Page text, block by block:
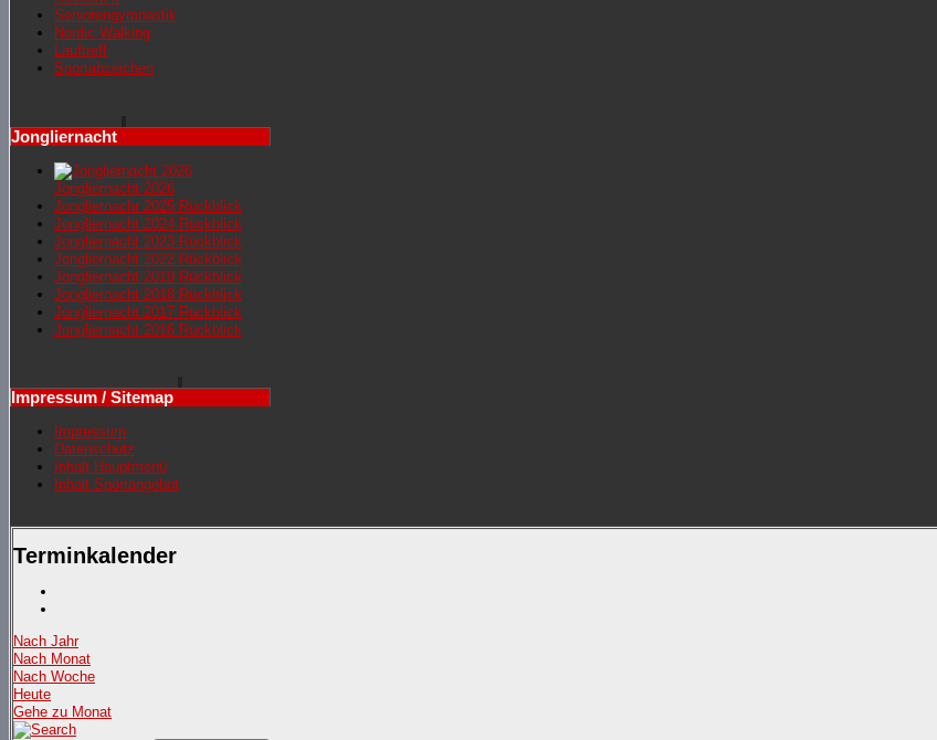
Seniorengymnastik
Nordic Walking
Lauftreff
Sportabzeichen
Jongliernacht
Jongliernacht 2026
Jongliernachr 2025 Rückblick
Jongliernacht 2024 Rückblick
Jongliernacht 2023 Rückblick
Jongliernacht 2022 Rückblick
Jongliernacht 2019 Rückblick
Jongliernacht 2018 Rückblick
Jongliernacht 2017 Rückblick
Jongliernacht 2016 Rückblick
Impressum / Sitemap
Impressum
Datenschutz
Inhalt Hauptmenü
Inhalt Sportangebot
Terminkalender
Nach Jahr
Nach Monat
Nach Woche
Heute
Gehe zu Monat